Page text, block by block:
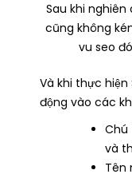
Sau khi nghiên
cũng không
vu seo
Và khi thực
động vào các
Chú
và
Tên